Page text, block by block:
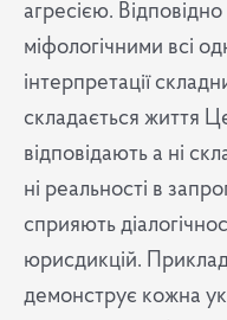
агресією.
міфологічними всі
інтерпретації
складається життя
відповідають а ні
ні реальності в
сприяють
юрисдикцій.
демонструє кожна